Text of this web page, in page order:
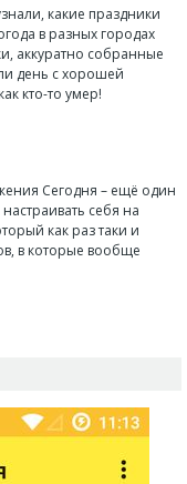
какие праздники
в разных городах
аккуратно собранные
день с хорошей
кто-то умер!
Сегодня – ещё один
себя на
как раз таки и
в которые вообще